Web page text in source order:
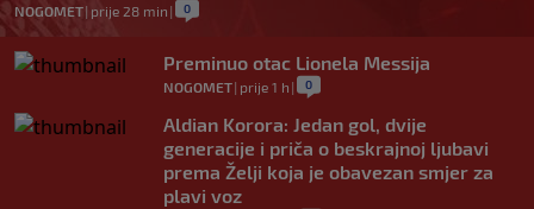
NOGOMET| prije 28 min | 0
Preminuo otac Lionela Messija
NOGOMET| prije 1 h | 0
Aldian Korora: Jedan gol, dvije
generacije i priča o beskrajnoj ljubavi
prema Želji koja je obavezan smjer za
plavi voz